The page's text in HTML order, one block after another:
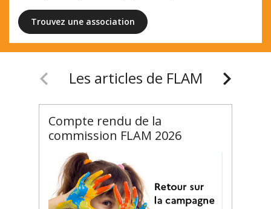
Trouvez une association
Les articles de FLAM
Compte rendu de la
commission FLAM 2026
chevron_left chevron_right